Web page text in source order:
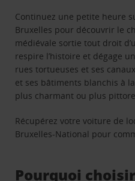
Continuez une petite heure
Bruxelles pour découvrir le
médiévale sortie tout droit
respire l’histoire et dégage
rues tortueuses et ses
et ses bâtiments blanchis à
plus charmant ou plus
Récupérez votre voiture de
Bruxelles-National pour
Pourquoi